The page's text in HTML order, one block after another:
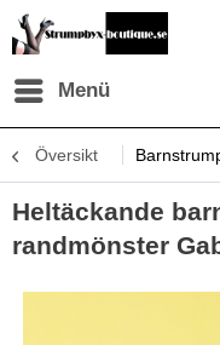
Menü
Översikt
Heltäckande
randmönster